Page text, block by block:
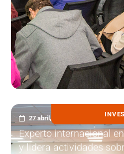
27 abril, 2026
Experto internacional
y lidera actividades